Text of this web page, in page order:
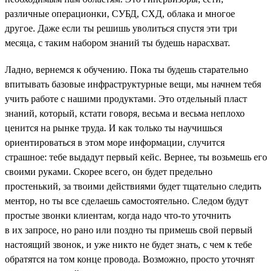
различные операционки, СУБД, СХД, облака и многое
другое. Даже если ты решишь уволиться спустя эти три
месяца, с таким набором знаний ты будешь нарасхват.
Ладно, вернемся к обучению. Пока ты будешь старательно
впитывать базовые инфраструктурные вещи, мы начнем тебя
учить работе с нашими продуктами. Это отдельный пласт
знаний, который, кстати говоря, весьма и весьма неплохо
ценится на рынке труда. И как только ты научишься
ориентироваться в этом море информации, случится
страшное: тебе выдадут первый кейс. Вернее, ты возьмешь его
своими руками. Скорее всего, он будет предельно
простенький, за твоими действиями будет тщательно следить
ментор, но ты все сделаешь самостоятельно. Следом будут
простые звонки клиентам, когда надо что-то уточнить
в их запросе, но рано или поздно ты примешь свой первый
настоящий звонок, и уже никто не будет знать, с чем к тебе
обратятся на том конце провода. Возможно, просто уточнят